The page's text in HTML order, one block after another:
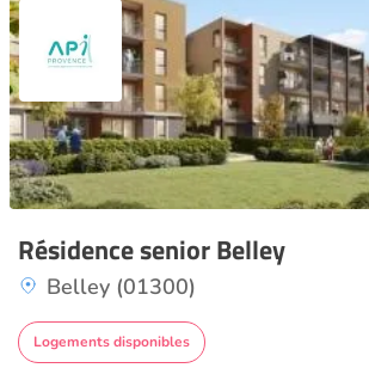
Résidence senior Belley
Belley (01300)
Logements disponibles